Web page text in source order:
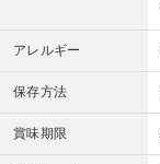
アレルギー
保存方法
賞味期限